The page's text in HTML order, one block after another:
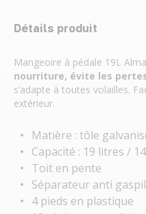
Détails produit
Mangeoire à pédale 19L
nourriture, évite les
s’adapte à toutes volailles.
extérieur.
Matière : tôle
Capacité : 19 litres /
Toit en pente
Séparateur anti
4 pieds en plastique